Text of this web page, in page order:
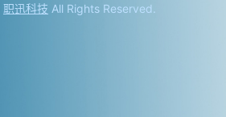
职迅科技 All Rights Reserved.